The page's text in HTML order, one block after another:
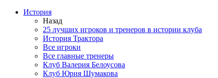
История
Назад
25 лучших игроков и тренеров в истории клуба
История Трактора
Все игроки
Все главные тренеры
Клуб Валерия Белоусова
Клуб Юрия Шумакова